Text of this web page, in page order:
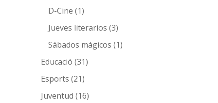
D-Cine (1)
Jueves literarios (3)
Sábados mágicos (1)
Educació (31)
Esports (21)
Juventud (16)